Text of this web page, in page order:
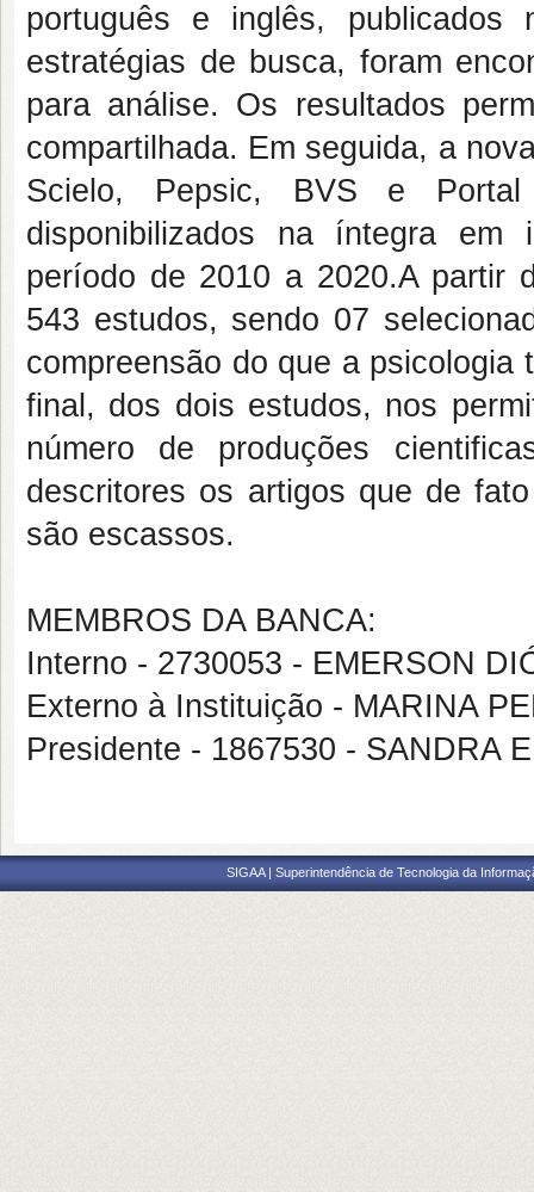
português e inglês,
estratégias de busca, foram
para análise. Os resultados
compartilhada. Em seguida, a
Scielo, Pepsic, BVS e
disponibilizados na íntegra em
período de 2010 a 2020.A partir
543 estudos, sendo 07
compreensão do que a psicologia
final, dos dois estudos, nos
número de produções
descritores os artigos que de
são escassos.
MEMBROS DA BANCA:
Interno - 2730053 - EMERSON
Externo à Instituição - MARINA
Presidente - 1867530 - SANDRA
SIGAA | Superintendência de Tecnologia da